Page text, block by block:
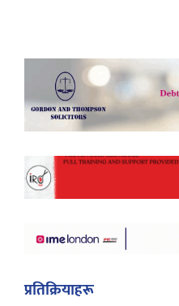
प्रतिक्रियाहरू